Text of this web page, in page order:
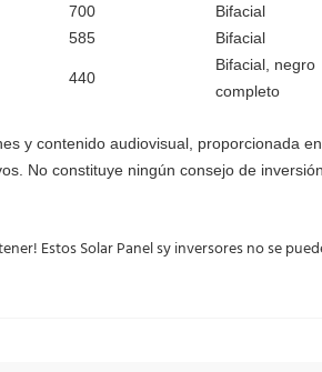
700
Bifacial
585 Bifacial
440
Bifacial, negro
completo
y contenido audiovisual, proporcionada
No constituye ningún consejo de